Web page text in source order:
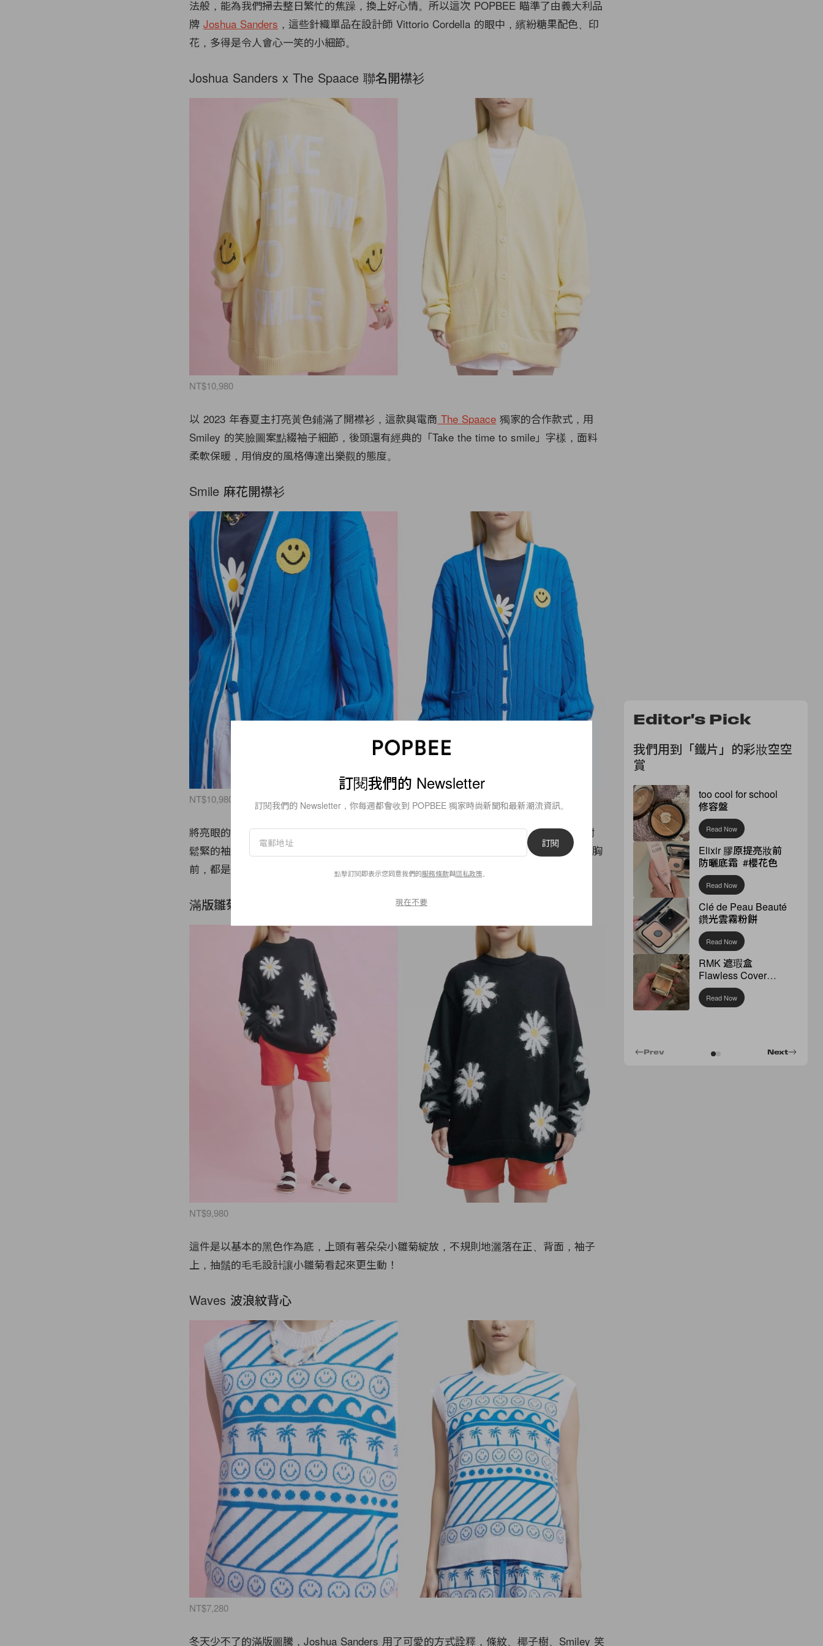
法般，能為我們掃去整日繁忙的焦躁，換上好心情。所以這次 POPBEE 瞄準了由義大利品
牌Joshua Sanders ，這些針織單品在設計師 Vittorio Cordella 的眼中，繽紛糖果配色、印
花，多得是令人會心一笑的小細節。
Joshua Sanders x The Spaace 聯名開襟衫
NT$10,980
以 2023 年春夏主打亮黃色鋪滿了開襟衫，這款與電商 The Spaace 獨家的合作款式，用
Smiley 的笑臉圖案點綴袖子細節，後頭還有經典的「Take the time to smile」字樣，面料
柔軟保暖，用俏皮的風格傳達出樂觀的態度。
Smile 麻花開襟衫
NT$10,980
將亮眼的寶藍色配上冬日氣息濃厚的麻花針織元素，具運動休閒感的類滾邊設計，還有附
鬆緊的袖口，讓袖子稍稍堆疊起來的模樣很可愛，招牌的 Smiley 圖騰則是大大地移到了胸
前，都是不分性別，男、女穿都好看的設計。此款為 The Spaace 獨家首發商品。
滿版雛菊圖案毛衣
NT$9,980
這件是以基本的黑色作為底，上頭有著朵朵小雛菊綻放，不規則地灑落在正、背面，袖子
上，抽鬚的毛毛設計讓小雛菊看起來更生動！
Waves 波浪紋背心
NT$7,280
冬天少不了的滿版圖騰，Joshua Sanders 用了可愛的方式詮釋，條紋、椰子樹、Smiley 笑
Editor's Pick
我們用到「鐵片」的彩妝空空
賞
too cool for school
修容盤
Read Now
Elixir 膠原提亮妝前
防曬底霜 #櫻花色
Read Now
Clé de Peau Beauté
鑽光雲霧粉餅
Read Now
RMK 遮瑕盒
Flawless Cover
Concealer
Read Now
Next
Prev
訂閱我們的 Newsletter
訂閱我們的 Newsletter，你每週都會收到 POPBEE 獨家時尚新聞和最新潮流資訊。
訂閱
點擊訂閱即表示您同意我們的服務條款與隱私政策
現在不要